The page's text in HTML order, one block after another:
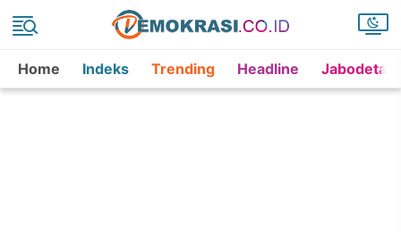
Home Indeks Trending Headline